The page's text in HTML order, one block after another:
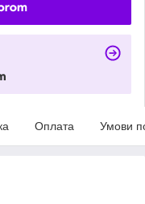
Оплата Умови